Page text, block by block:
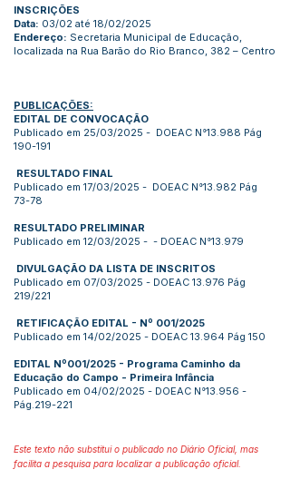
INSCRIÇÕES
Data: 03/02 até 18/02/2025
Endereço: Secretaria Municipal de Educação,
localizada na Rua Barão do Rio Branco, 382 – Centro
PUBLICAÇÕES:
EDITAL DE CONVOCAÇÃO
Publicado em 25/03/2025 - DOEAC N°13.988 Pág
190-191
RESULTADO FINAL
Publicado em 17/03/2025 - DOEAC N°13.982 Pág
73-78
RESULTADO PRELIMINAR
Publicado em 12/03/2025 - - DOEAC N°13.979
DIVULGAÇÃO DA LISTA DE INSCRITOS
Publicado em 07/03/2025 - DOEAC 13.976 Pág
219/221
RETIFICAÇÃO EDITAL - Nº 001/2025
Publicado em 14/02/2025 - DOEAC 13.964 Pág 150
EDITAL Nº001/2025 - Programa Caminho da
Educação do Campo - Primeira Infância
Publicado em 04/02/2025 - DOEAC N°13.956 -
Pág.219-221
Este texto não substitui o publicado no Diário Oficial, mas
facilita a pesquisa para localizar a publicação oficial.